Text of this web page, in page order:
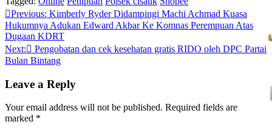
Post
navigation
Previous: Kimberly Ryder Didampingi Machi Achmad Kuasa
Hukumnya Adukan Edward Akbar Ke Komnas Perempuan Atas
Dugaan KDRT
Next:
Pengobatan dan cek kesehatan gratis RIDO oleh DPC Partai
Bulan Bintang
Leave a Reply
Your email address will not be published. Required fields are
marked *